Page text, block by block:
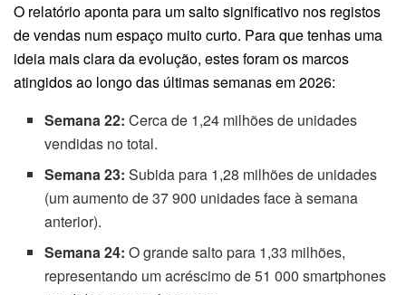
O relatório aponta para um salto significativo nos registos
de vendas num espaço muito curto. Para que tenhas uma
ideia mais clara da evolução, estes foram os marcos
atingidos ao longo das últimas semanas em 2026:
Semana 22: Cerca de 1,24 milhões de unidades
vendidas no total.
Semana 23: Subida para 1,28 milhões de unidades
(um aumento de 37 900 unidades face à semana
anterior).
Semana 24: O grande salto para 1,33 milhões,
representando um acréscimo de 51 000 smartphones